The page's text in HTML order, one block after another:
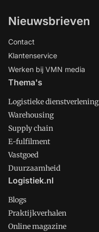
Nieuwsbrieven
Contact
Klantenservice
Werken bij VMN media
Thema's
Logistieke dienstverlening
Warehousing
Supply chain
E-fulfilment
Vastgoed
Duurzaamheid
Logistiek.nl
Blogs
Praktijkverhalen
Online magazine